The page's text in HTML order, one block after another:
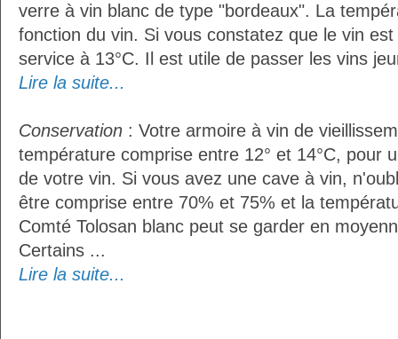
verre à vin blanc de type "bordeaux". La
fonction du vin. Si vous constatez que le vin
service à 13°C. Il est utile de passer les vins
Lire la suite...
Conservation : Votre armoire à vin de
température comprise entre 12° et 14°C, pour
de votre vin. Si vous avez une cave à vin,
être comprise entre 70% et 75% et la
Comté Tolosan blanc peut se garder en
Certains ...
Lire la suite...